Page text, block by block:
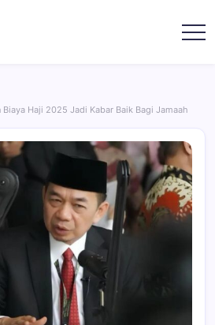
Biaya Haji 2025 Jadi Kabar Baik Bagi Jamaah